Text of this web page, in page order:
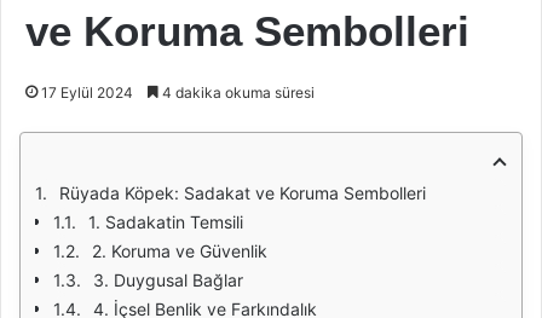
ve Koruma Sembolleri
17 Eylül 2024 4 dakika okuma süresi
Rüyada Köpek: Sadakat ve Koruma Sembolleri
1. Sadakatin Temsili
2. Koruma ve Güvenlik
3. Duygusal Bağlar
4. İçsel Benlik ve Farkındalık